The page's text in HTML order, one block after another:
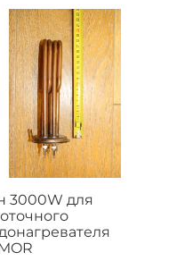
3000W для